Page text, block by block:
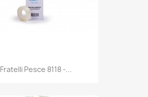
Anteprima
Fratelli Pesce 8118 -...